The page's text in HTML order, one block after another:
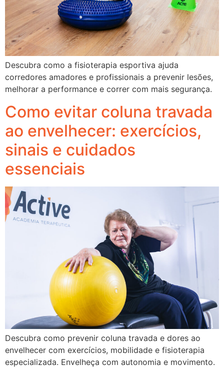
Descubra como a fisioterapia esportiva ajuda
corredores amadores e profissionais a prevenir lesões,
melhorar a performance e correr com mais segurança.
Como evitar coluna travada
ao envelhecer: exercícios,
sinais e cuidados
essenciais
Descubra como prevenir coluna travada e dores ao
envelhecer com exercícios, mobilidade e fisioterapia
especializada. Envelheça com autonomia e movimento.